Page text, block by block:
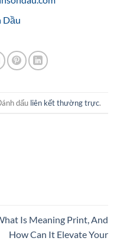
Dầu
dấu liên kết thường trực.
Is Meaning Print, And
How Can It Elevate Your